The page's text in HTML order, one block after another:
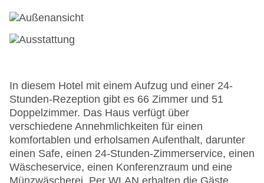
In diesem Hotel mit einem Aufzug und einer 24-
Stunden-Rezeption gibt es 66 Zimmer und 51
Doppelzimmer. Das Haus verfügt über
verschiedene Annehmlichkeiten für einen
komfortablen und erholsamen Aufenthalt, darunter
einen Safe, einen 24-Stunden-Zimmerservice, einen
Wäscheservice, einen Konferenzraum und eine